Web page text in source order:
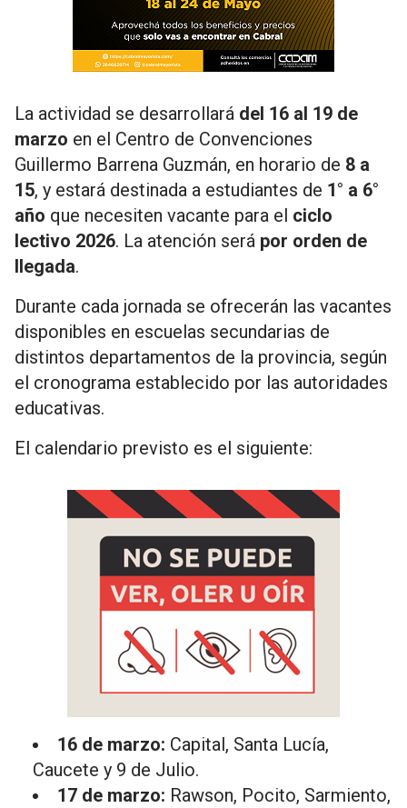
La actividad se desarrollará del 16 al 19 de
marzo en el Centro de Convenciones
Guillermo Barrena Guzmán, en horario de 8 a
15, y estará destinada a estudiantes de 1° a 6°
año que necesiten vacante para el ciclo
lectivo 2026. La atención será por orden de
llegada.
Durante cada jornada se ofrecerán las vacantes
disponibles en escuelas secundarias de
distintos departamentos de la provincia, según
el cronograma establecido por las autoridades
educativas.
El calendario previsto es el siguiente:
16 de marzo: Capital, Santa Lucía,
Caucete y 9 de Julio.
17 de marzo: Rawson, Pocito, Sarmiento,